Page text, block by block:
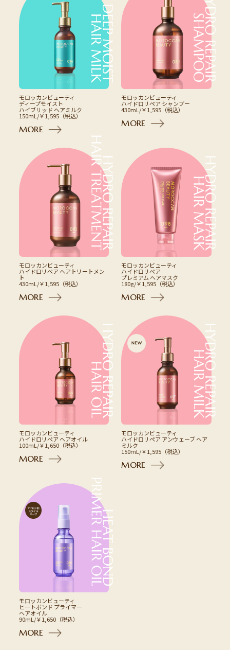
モロッカンビューティ
ディープモイスト
ハイブリッド ヘアミルク
150mL/￥1,595（税込）
MORE
モロッカンビューティ
ハイドロリペア シャンプー
430mL/￥1,595（税込）
MORE
モロッカンビューティ
ハイドロリペア ヘアトリートメン
ト
430mL/￥1,595（税込）
MORE
モロッカンビューティ
ハイドロリペア
プレミアム ヘアマスク
180g/￥1,595（税込）
MORE
モロッカンビューティ
ハイドロリペア ヘアオイル
100mL/￥1,650（税込）
MORE
モロッカンビューティ
ハイドロリペア アンウェーブ ヘア
ミルク
150mL/￥1,595（税込）
MORE
モロッカンビューティ
ヒートボンド プライマー
ヘアオイル
90mL/￥1,650（税込）
MORE